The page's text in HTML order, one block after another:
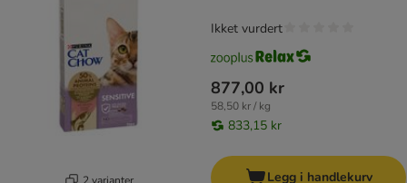
2 varianter
877,00 kr
58,50 kr / kg
833,15 kr
Ikket vurdert
Legg i handlekurv